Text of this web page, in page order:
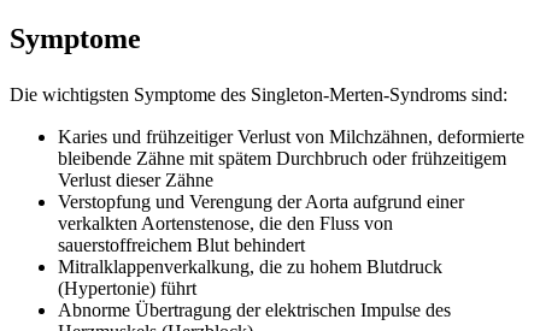
Symptome
Die wichtigsten Symptome des Singleton-Merten-Syndroms sind:
Karies und frühzeitiger Verlust von Milchzähnen, deformierte
bleibende Zähne mit spätem Durchbruch oder frühzeitigem
Verlust dieser Zähne
Verstopfung und Verengung der Aorta aufgrund einer
verkalkten Aortenstenose, die den Fluss von
sauerstoffreichem Blut behindert
Mitralklappenverkalkung, die zu hohem Blutdruck
(Hypertonie) führt
Abnorme Übertragung der elektrischen Impulse des